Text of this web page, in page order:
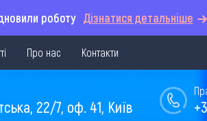
роботу Дізнатися детальніше
Про нас Контакти
22/7, оф. 41, Київ